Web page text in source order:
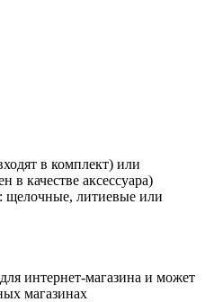
в комплект) или
в качестве аксессуара)
щелочные, литиевые или
интернет-магазина и может
магазинах